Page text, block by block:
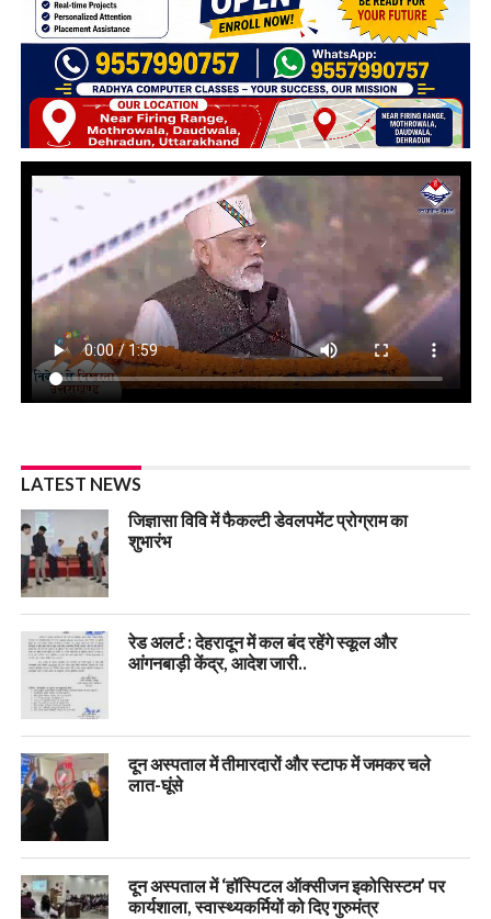
LATEST NEWS
जिज्ञासा विवि में फैकल्टी डेवलपमेंट प्रोग्राम का
शुभारंभ
रेड अलर्ट : देहरादून में कल बंद रहेंगे स्कूल और
आंगनबाड़ी केंद्र, आदेश जारी..
दून अस्पताल में तीमारदारों और स्टाफ में जमकर चले
लात-घूंसे
दून अस्पताल में ‘हॉस्पिटल ऑक्सीजन इकोसिस्टम’ पर
कार्यशाला, स्वास्थ्यकर्मियों को दिए गुरुमंत्र